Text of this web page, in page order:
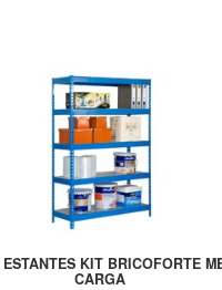
KIT BRICOFORTE
CARGA